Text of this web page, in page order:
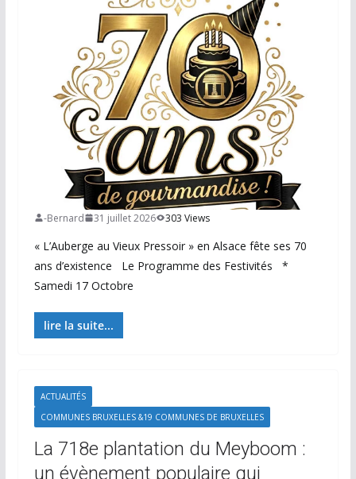
-Bernard 31 juillet 2026 303 Views
« L’Auberge au Vieux Pressoir » en Alsace fête ses 70
ans d’existence Le Programme des Festivités *
Samedi 17 Octobre
lire la suite...
ACTUALITÉS
COMMUNES BRUXELLES &19 COMMUNES DE BRUXELLES
La 718e plantation du Meyboom :
un évènement populaire qui